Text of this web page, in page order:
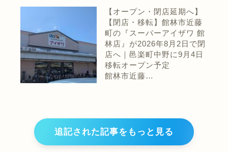
【オープン・閉店延期へ】
【閉店・移転】館林市近藤
町の『スーパーアイザワ 館
林店』が2026年8月2日で閉
店へ｜邑楽町中野に9月4日
移転オープン予定
館林市近藤…
追記された記事をもっと見る